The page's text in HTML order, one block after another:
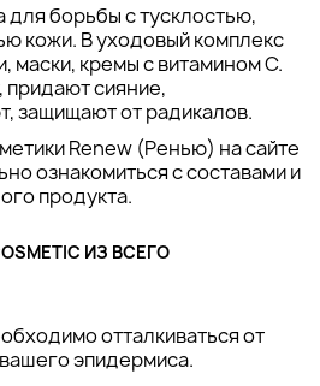
для борьбы с тусклостью,
кожи. В уходовый комплекс
маски, кремы с витамином С.
сияние,
защищают от радикалов.
Renew (Ренью) на сайте
ознакомиться с составами и
продукта.
ИЗ ВСЕГО
отталкиваться от
эпидермиса.